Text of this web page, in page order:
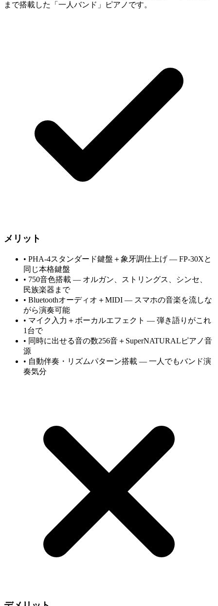
まで搭載した「一人バンド」ピアノです。
メリット
• PHA-4スタンダード鍵盤＋象牙調仕上げ — FP-30Xと
同じ本格鍵盤
• 750音色搭載 — オルガン、ストリングス、シンセ、
民族楽器まで
• Bluetoothオーディオ＋MIDI — スマホの音楽を流しな
がら演奏可能
• マイク入力＋ボーカルエフェクト — 弾き語りがこれ
1台で
• 同時に出せる音の数256音＋SuperNATURALピアノ音
源
• 自動伴奏・リズムパターン搭載 — 一人でもバンド演
奏気分